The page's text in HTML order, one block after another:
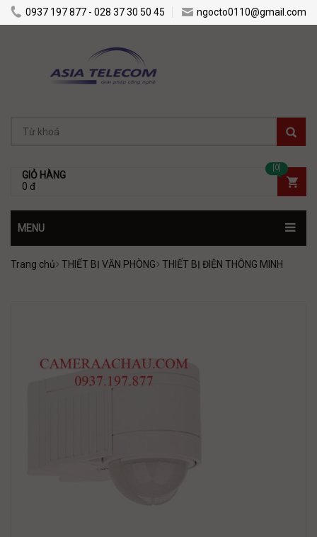
0937 197 877 - 028 37 30 50 45 ngocto0110@gmail.com
GIỎ HÀNG
0 đ
[0]
MENU
Trang chủ THIẾT BỊ VĂN PHÒNG THIẾT BỊ ĐIỆN THÔNG MINH